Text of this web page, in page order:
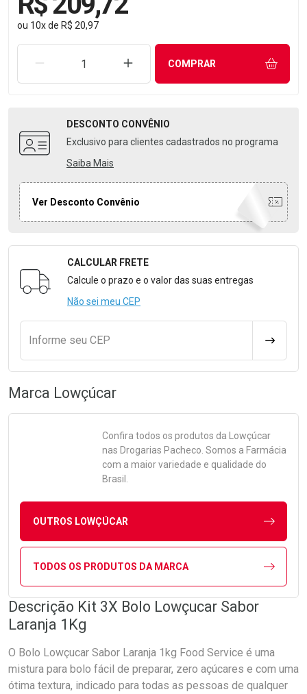
ou 10xde R$ 20,97
REMOVER UMA UNIDADEAUMENTAR UMA UNIDADE
COMPRAR
DESCONTO CONVÊNIO
Exclusivo para clientes cadastrados no programa
Saiba Mais
Ver Desconto Convênio
Formulário para Calcular o Frete
CALCULAR FRETE
Calcule o prazo e o valor das suas entregas
Não sei meu CEP
Informe seu CEP
Marca Lowçúcar
Confira todos os produtos da
Lowçúcar
nas Drogarias Pacheco. Somos a Farmácia
com a maior variedade e qualidade do
Brasil.
OUTROS LOWÇÚCAR
TODOS OS PRODUTOS DA MARCA
Descrição Kit 3X Bolo Lowçucar Sabor
Laranja 1Kg
O Bolo Lowçucar Sabor Laranja 1kg Food Service é uma
mistura para bolo fácil de preparar, zero açúcares e com uma
ótima textura, indicado para todas as pessoas de qualquer